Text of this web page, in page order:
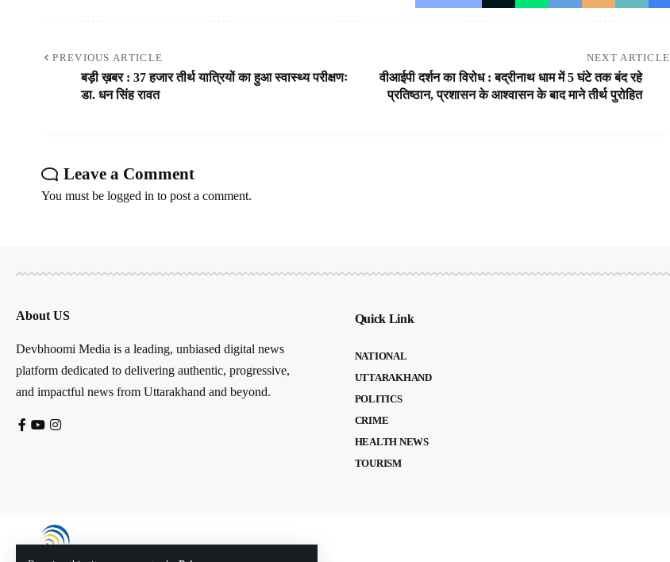
PREVIOUS ARTICLE
बड़ी ख़बर : 37 हजार तीर्थ यात्रियों का हुआ स्वास्थ्य परीक्षणः
डा. धन सिंह रावत
NEXT ARTICLE
वीआईपी दर्शन का विरोध : बद्रीनाथ धाम में 5 घंटे तक बंद रहे
प्रतिष्ठान, प्रशासन के आश्वासन के बाद माने तीर्थ पुरोहित
Leave a Comment
You must be logged in to post a comment.
About US
Devbhoomi Media is a leading, unbiased digital news
platform dedicated to delivering authentic, progressive,
and impactful news from Uttarakhand and beyond.
Quick Link
NATIONAL
UTTARAKHAND
POLITICS
CRIME
HEALTH NEWS
TOURISM